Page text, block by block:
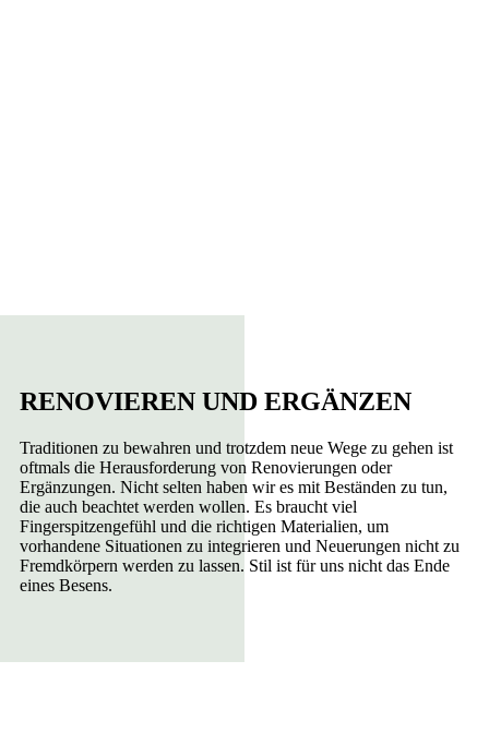
RENOVIEREN UND ERGÄNZEN
Traditionen zu bewahren und trotzdem neue Wege zu gehen ist
oftmals die Herausforderung von Renovierungen oder
Ergänzungen. Nicht selten haben wir es mit Beständen zu tun,
die auch beachtet werden wollen. Es braucht viel
Fingerspitzengefühl und die richtigen Materialien, um
vorhandene Situationen zu integrieren und Neuerungen nicht zu
Fremdkörpern werden zu lassen. Stil ist für uns nicht das Ende
eines Besens.